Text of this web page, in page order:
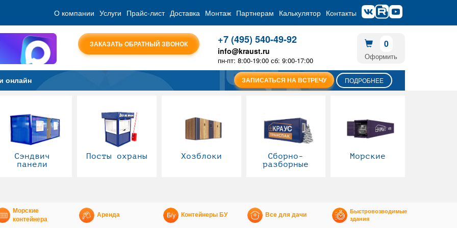
О компании Услуги Прайс-лист Доставка Монтаж Партнерам Калькулятор Контакты
ЗАКАЗАТЬ ОБРАТНЫЙ ЗВОНОК +7 (495) 540-49-92
info@kraust.ru
пн-пт: 8:00-19:00 сб: 9:00-17:00
0
Оформить
онлайн ЗАПИСАТЬСЯ НА ВСТРЕЧУ ПОДРОБНЕЕ
Сэндвич
панели
Посты охраны Хозблоки
Сборно-
разборные
Морские
Морские
контейнера
Аренда Контейнеры БУ Все для дачи
Быстровозводимые
здания